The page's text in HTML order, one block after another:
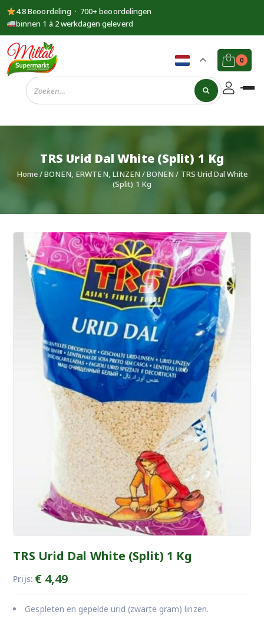
4.8 Beoordeling · 700+ beoordelingen
binnen 1 à 2 werkdagen geleverd
Supermarkt
Mittal
0
TRS Urid Dal White (Split) 1 Kg
Home/BONEN, ERWTEN, LINZEN/BONEN / TRS Urid Dal White
(Split) 1 Kg
TRS Urid Dal White (Split) 1 Kg
Prijs: €4,49
Gespleten en gepelde urid (zwarte gram) linzen.